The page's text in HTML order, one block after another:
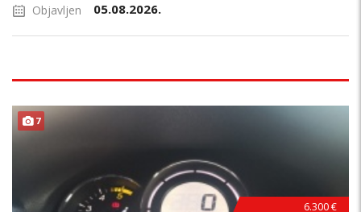
Objavljen 05.08.2026.
7
6.300 €